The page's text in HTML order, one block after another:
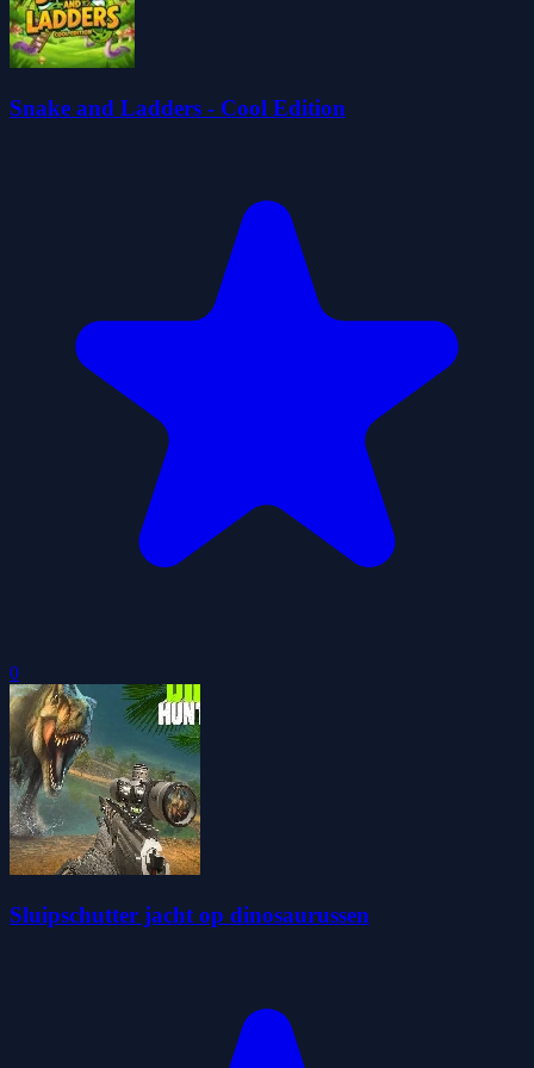
Snake and Ladders - Cool Edition
0
Sluipschutter jacht op dinosaurussen